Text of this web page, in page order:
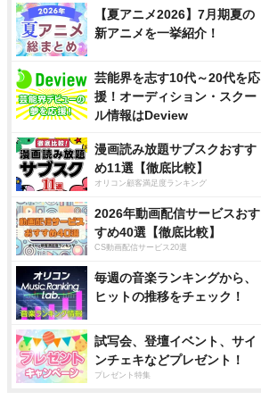
【夏アニメ2026】7月期夏の
新アニメを一挙紹介！
芸能界を志す10代～20代を応
援！オーディション・スクー
ル情報はDeview
漫画読み放題サブスクおすす
め11選【徹底比較】
オリコン顧客満足度ランキング
2026年動画配信サービスおす
すめ40選【徹底比較】
CS動画配信サービス20選
毎週の音楽ランキングから、
ヒットの推移をチェック！
試写会、登壇イベント、サイ
ンチェキなどプレゼント！
プレゼント特集